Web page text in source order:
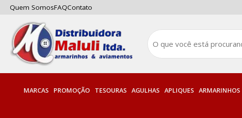
Quem SomosFAQContato
MARCAS PROMOÇÃO TESOURAS AGULHAS APLIQUES ARMARINHOS